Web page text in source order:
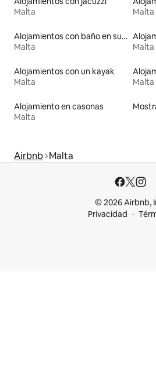
Malta
Malta
Alojamientos con baño en suite
Malta
Malta
Alojamientos con un kayak
Malta
Malta
Alojamiento en casonas
Malta
Airbnb Malta
© 2026 Airbnb,
Privacidad